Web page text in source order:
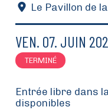
Le Pavillon de
VEN. 07. JUIN
TERMINÉ
Entrée libre dans
disponibles